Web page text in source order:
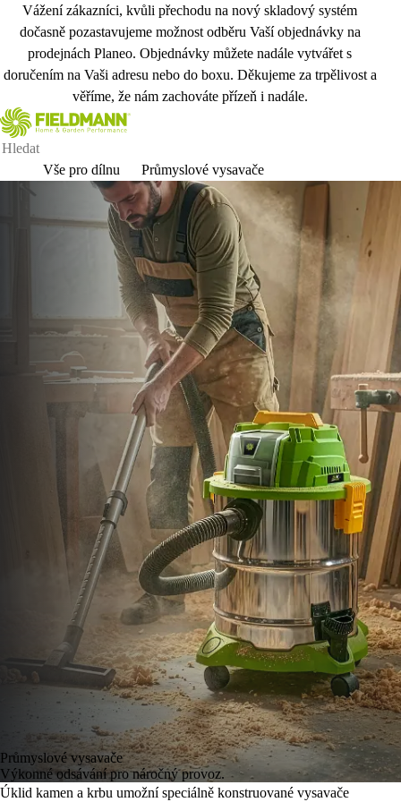
Vážení zákazníci, kvůli přechodu na nový skladový systém
dočasně pozastavujeme možnost odběru Vaší objednávky na
prodejnách Planeo. Objednávky můžete nadále vytvářet s
doručením na Vaši adresu nebo do boxu. Děkujeme za trpělivost a
věříme, že nám zachováte přízeň i nadále.
Vše pro dílnu Průmyslové vysavače
Průmyslové vysavače
Výkonné odsávání pro náročný provoz.
Úklid kamen a krbu umožní speciálně konstruované vysavače